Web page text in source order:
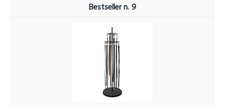
9